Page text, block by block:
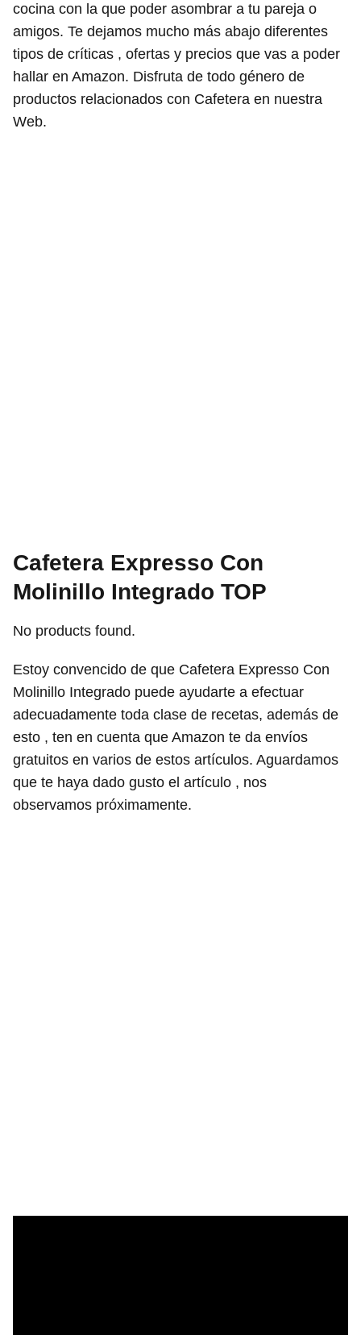
cocina con la que poder asombrar a tu pareja o
amigos. Te dejamos mucho más abajo diferentes
tipos de críticas , ofertas y precios que vas a poder
hallar en Amazon. Disfruta de todo género de
productos relacionados con Cafetera en nuestra
Web.
Cafetera Expresso Con
Molinillo Integrado TOP
No products found.
Estoy convencido de que Cafetera Expresso Con
Molinillo Integrado puede ayudarte a efectuar
adecuadamente toda clase de recetas, además de
esto , ten en cuenta que Amazon te da envíos
gratuitos en varios de estos artículos. Aguardamos
que te haya dado gusto el artículo , nos
observamos próximamente.